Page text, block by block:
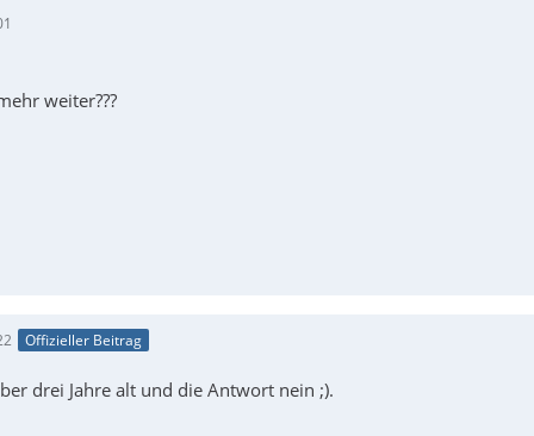
weiter???
Offizieller Beitrag
drei Jahre alt und die Antwort nein ;).